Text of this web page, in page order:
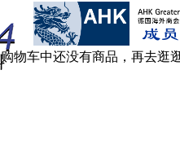
购物车中还没有商品，再去逛